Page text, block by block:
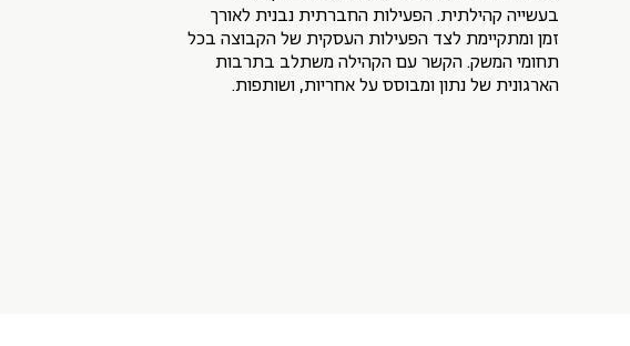
בעשייה קהילתית. הפעילות החברתית נבנית לאורך
זמן ומתקיימת לצד הפעילות העסקית של הקבוצה בכל
תחומי המשק. הקשר עם הקהילה משתלב בתרבות
הארגונית של נתון ומבוסס על אחריות, ושותפות.